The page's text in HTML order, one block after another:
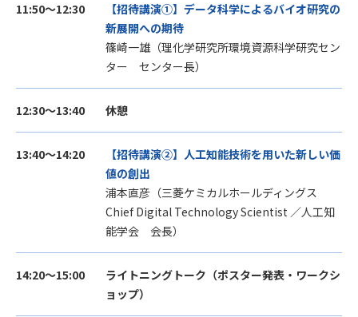
11:50～12:30
【招待講演①】データ科学によるバイオ研究の
新展開への期待
篠崎一雄（理化学研究所環境資源科学研究セン
ター センター長）
12:30～13:40 休憩
13:40～14:20
【招待講演②】人工知能技術を用いた新しい価
値の創出
浦本直彦（三菱ケミカルホールディングス
Chief Digital Technology Scientist ／人工知
能学会 会長）
14:20～15:00
ライトニングトーク（ポスター発表・ワークシ
ョップ）